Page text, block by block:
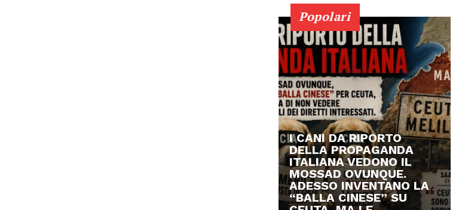
Popolari
I CANI DA RIPORTO
DELLA PROPAGANDA
ITALIANA VEDONO IL
MOSSAD OVUNQUE.
ADESSO INVENTANO LA
“BALLA CINESE” SU